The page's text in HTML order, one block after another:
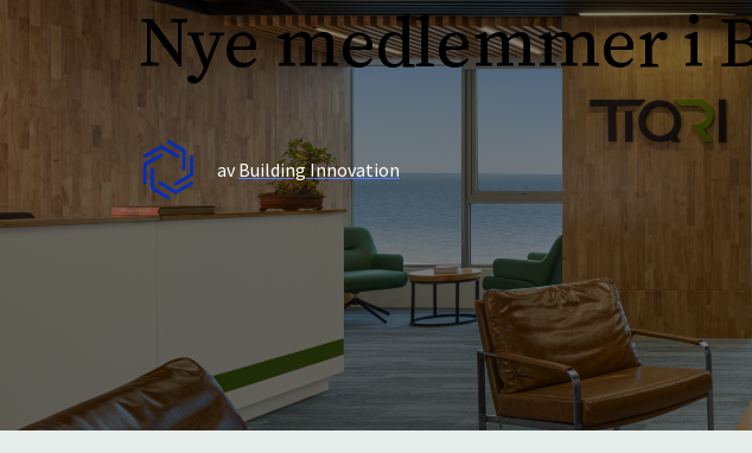
Nye medlemmer i
avBuilding Innovation